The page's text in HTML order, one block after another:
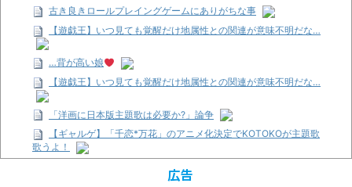
古き良きロールプレイングゲームにありがちな事
【遊戯王】いつ見ても覚醒だけ地属性との関連が意味不明だな…
…背が高い娘
【遊戯王】いつ見ても覚醒だけ地属性との関連が意味不明だな…
「洋画に日本版主題歌は必要か?」論争
【ギャルゲ】「千恋*万花」のアニメ化決定でKOTOKOが主題歌
歌うよ！
広告